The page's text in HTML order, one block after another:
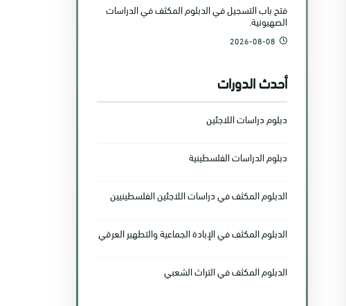
فتح باب التسجيل في الدبلوم المكثف في الدراسات
الصهيونية.
2026-08-08
أحدث الدورات
دبلوم دراسات اللاجئين
دبلوم الدراسات الفلسطينية
الدبلوم المكثف في دراسات اللاجئين الفلسطينيين
الدبلوم المكثف في الإبادة الجماعية والتطهير العرقي
الدبلوم المكثف في التراث الشعبي